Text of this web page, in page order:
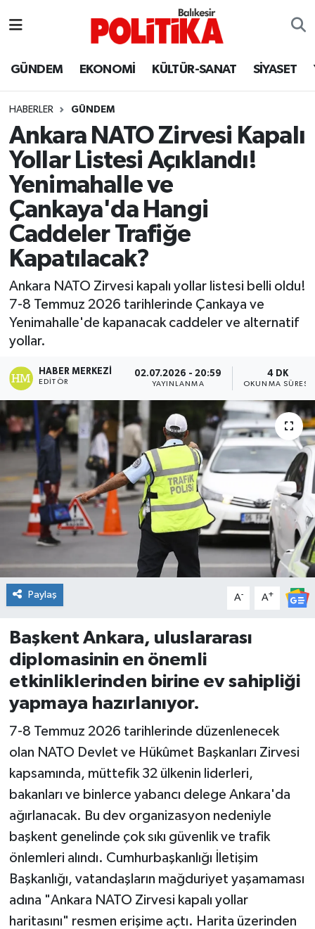
GÜNDEM EKONOMİ KÜLTÜR-SANAT SİYASET
HABERLER GÜNDEM
Ankara NATO Zirvesi Kapalı
Yollar Listesi Açıklandı!
Yenimahalle ve
Çankaya'da Hangi
Caddeler Trafiğe
Kapatılacak?
Ankara NATO Zirvesi kapalı yollar listesi belli oldu!
7-8 Temmuz 2026 tarihlerinde Çankaya ve
Yenimahalle'de kapanacak caddeler ve alternatif
yollar.
HABER MERKEZI
EDITÖR
02.07.2026 - 20:59
YAYINLANMA
4 DK
OKUNMA SÜRESI
Paylaş A- A+
Başkent Ankara, uluslararası
diplomasinin en önemli
etkinliklerinden birine ev sahipliği
yapmaya hazırlanıyor.
7-8 Temmuz 2026 tarihlerinde düzenlenecek
olan NATO Devlet ve Hükûmet Başkanları Zirvesi
kapsamında, müttefik 32 ülkenin liderleri,
bakanları ve binlerce yabancı delege Ankara'da
ağırlanacak. Bu dev organizasyon nedeniyle
başkent genelinde çok sıkı güvenlik ve trafik
önlemleri alındı. Cumhurbaşkanlığı İletişim
Başkanlığı, vatandaşların mağduriyet yaşamaması
adına "Ankara NATO Zirvesi kapalı yollar
haritasını" resmen erişime açtı. Harita üzerinden
Ayvalık
Balya
Bandırma
Bigadiç
BİYOGRAFİLER
Burhaniye
ÇEVRE
DÜNYA
Dursunbey
Edremit
EĞİTİM
EKONOMİ
Erdek
Gönen
İvrindi
KENT GÜNDEMİ
Kepsut
KÜLTÜR-SANAT
MANŞET
Manyas
OLAY
Balıkesir Hava Durumu
Balıkesir Namaz Vakitleri
Balıkesir Trafik Yoğunluk Haritası
Süper Lig Puan Durumu ve Fikstür
Tüm Manşetler
Son Dakika Haberleri
Haber Arşivi